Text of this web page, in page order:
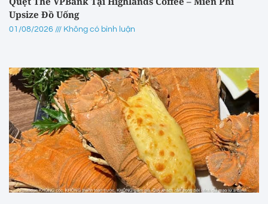
Upsize Đồ Uống
01/08/2026 Không có bình luận